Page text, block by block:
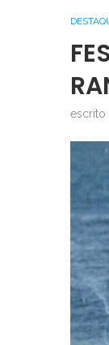
escrito